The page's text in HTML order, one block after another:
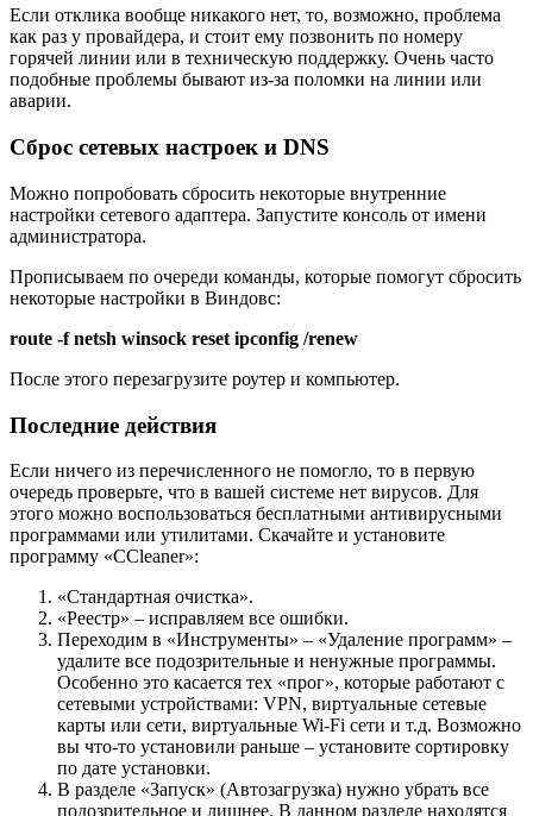
Если отклика вообще никакого нет, то, возможно, проблема
как раз у провайдера, и стоит ему позвонить по номеру
горячей линии или в техническую поддержку. Очень часто
подобные проблемы бывают из-за поломки на линии или
аварии.
Сброс сетевых настроек и DNS
Можно попробовать сбросить некоторые внутренние
настройки сетевого адаптера. Запустите консоль от имени
администратора.
Прописываем по очереди команды, которые помогут сбросить
некоторые настройки в Виндовс:
route -f netsh winsock reset ipconfig /renew
После этого перезагрузите роутер и компьютер.
Последние действия
Если ничего из перечисленного не помогло, то в первую
очередь проверьте, что в вашей системе нет вирусов. Для
этого можно воспользоваться бесплатными антивирусными
программами или утилитами. Скачайте и установите
программу «CCleaner»:
«Стандартная очистка».
«Реестр» – исправляем все ошибки.
Переходим в «Инструменты» – «Удаление программ» –
удалите все подозрительные и ненужные программы.
Особенно это касается тех «прог», которые работают с
сетевыми устройствами: VPN, виртуальные сетевые
карты или сети, виртуальные Wi-Fi сети и т.д. Возможно
вы что-то установили раньше – установите сортировку
по дате установки.
В разделе «Запуск» (Автозагрузка) нужно убрать все
подозрительное и лишнее. В данном разделе находятся